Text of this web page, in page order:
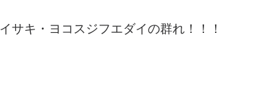
イサキ・ヨコスジフエダイの群れ！！！